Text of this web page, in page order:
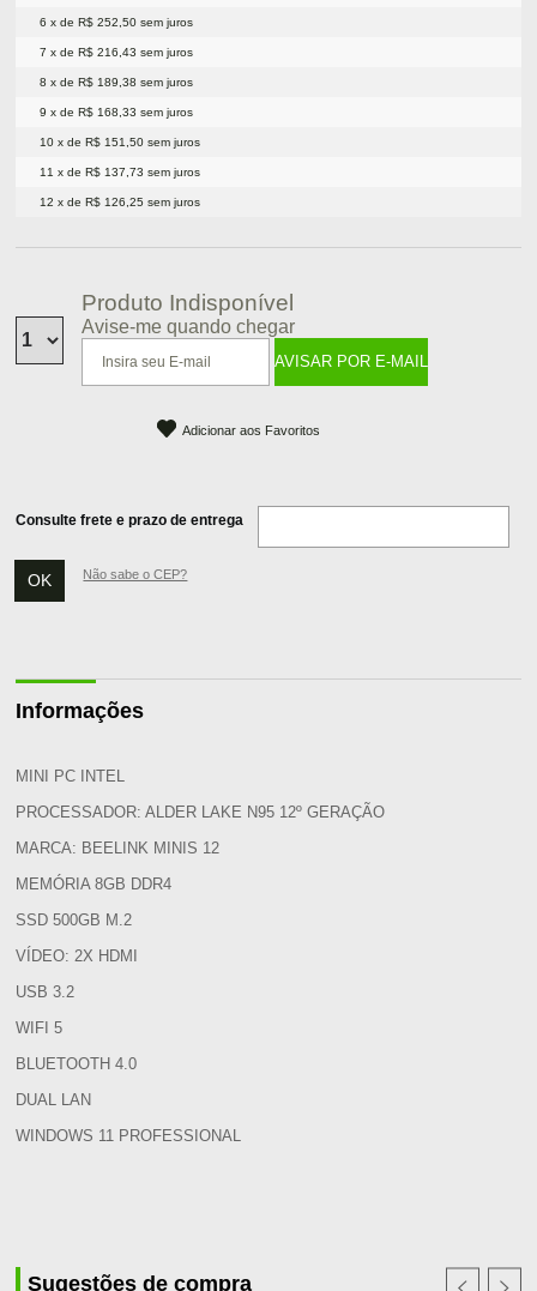
6 x de R$ 252,50 sem juros
7 x de R$ 216,43 sem juros
8 x de R$ 189,38 sem juros
9 x de R$ 168,33 sem juros
10 x de R$ 151,50 sem juros
11 x de R$ 137,73 sem juros
12 x de R$ 126,25 sem juros
Produto Indisponível
Avise-me quando chegar
Adicionar aos Favoritos
Consulte frete e prazo de entrega
Não sabe o CEP?
Informações
MINI PC INTEL
PROCESSADOR: ALDER LAKE N95 12º GERAÇÃO
MARCA: BEELINK MINIS 12
MEMÓRIA 8GB DDR4
SSD 500GB M.2
VÍDEO: 2X HDMI
USB 3.2
WIFI 5
BLUETOOTH 4.0
DUAL LAN
WINDOWS 11 PROFESSIONAL
Sugestões de compra